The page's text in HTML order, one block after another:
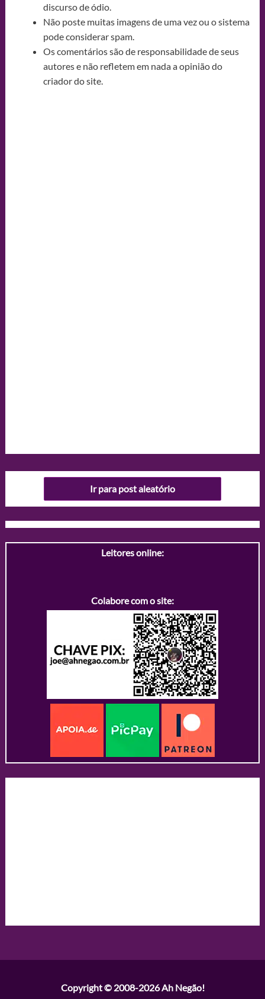
discurso de ódio.
Não poste muitas imagens de uma vez ou o sistema
pode considerar spam.
Os comentários são de responsabilidade de seus
autores e não refletem em nada a opinião do
criador do site.
Ir para post aleatório
Leitores online:
Colabore com o site:
Copyright © 2008-2026Ah Negão!